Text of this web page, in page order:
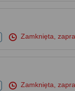
Zamknięta,
Zamknięta,